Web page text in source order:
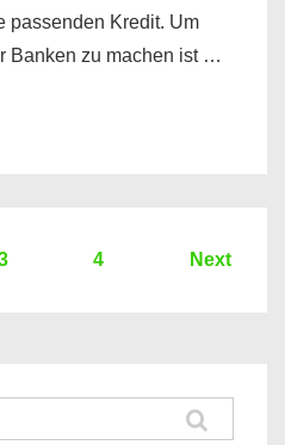
passenden Kredit. Um
Banken zu machen ist …
4 Next